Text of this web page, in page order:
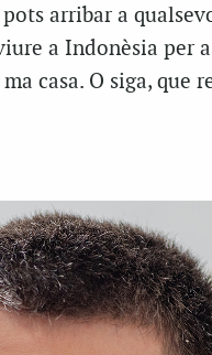
arribar a
a Indonèsia per
casa. O siga, que